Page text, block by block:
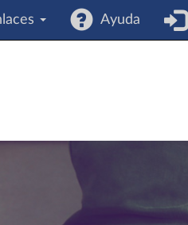
Ayuda